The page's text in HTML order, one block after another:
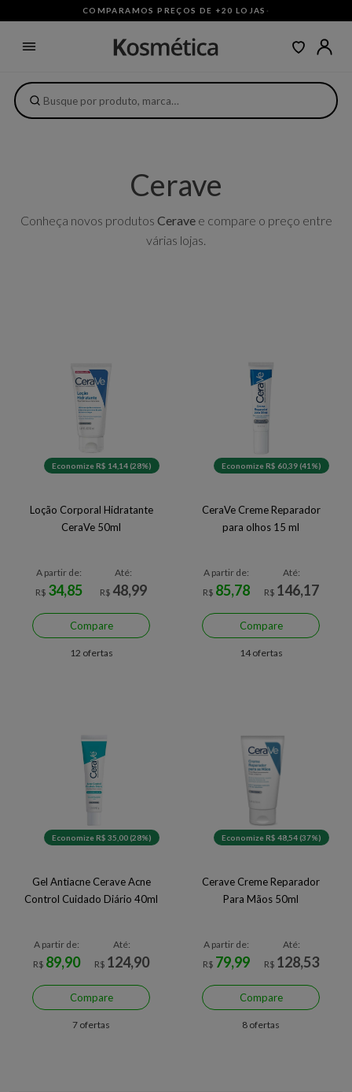
COMPARAMOS PREÇOS DE +20 LOJAS ·
Cerave
Conheça novos produtos Ceravee compare o preço entre
várias lojas.
Economize R$ 14,14 (28%)
Loção Corporal Hidratante
CeraVe 50ml
A partir de:
R$ 34,85
Até:
R$ 48,99
Compare
12 ofertas
Economize R$ 60,39 (41%)
CeraVe Creme Reparador
para olhos 15 ml
A partir de:
R$ 85,78
Até:
R$ 146,17
Compare
14 ofertas
Economize R$ 35,00 (28%)
Gel Antiacne Cerave Acne
Control Cuidado Diário 40ml
A partir de:
R$ 89,90
Até:
R$ 124,90
Compare
7 ofertas
Economize R$ 48,54 (37%)
Cerave Creme Reparador
Para Mãos 50ml
A partir de:
R$ 79,99
Até:
R$ 128,53
Compare
8 ofertas